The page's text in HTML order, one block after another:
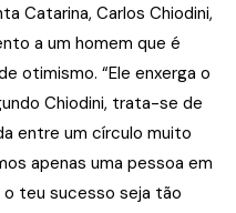
Catarina, Carlos Chiodini,
a um homem que é
otimismo. “Ele enxerga o
Chiodini, trata-se de
entre um círculo muito
apenas uma pessoa em
o teu sucesso seja tão